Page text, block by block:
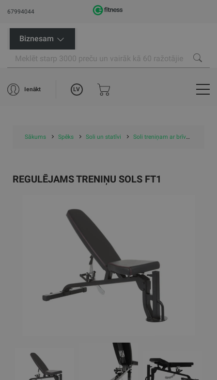
67994044
Biznesam
Ienākt LV
Sākums Spēks Soli un statīvi Soli treniņam ar brīvajiem svariem
REGULĒJAMS TRENIŅU SOLS FT1